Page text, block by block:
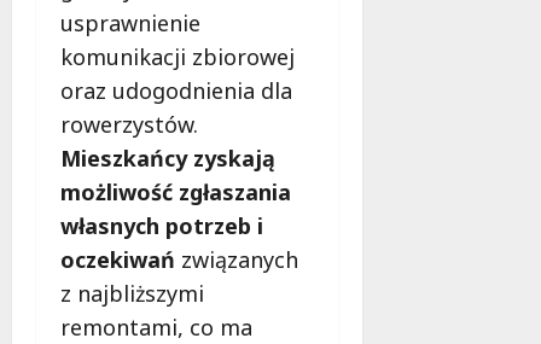
usprawnienie
komunikacji zbiorowej
oraz udogodnienia dla
rowerzystów.
Mieszkańcy zyskają
możliwość zgłaszania
własnych potrzeb i
oczekiwań związanych
z najbliższymi
remontami, co ma